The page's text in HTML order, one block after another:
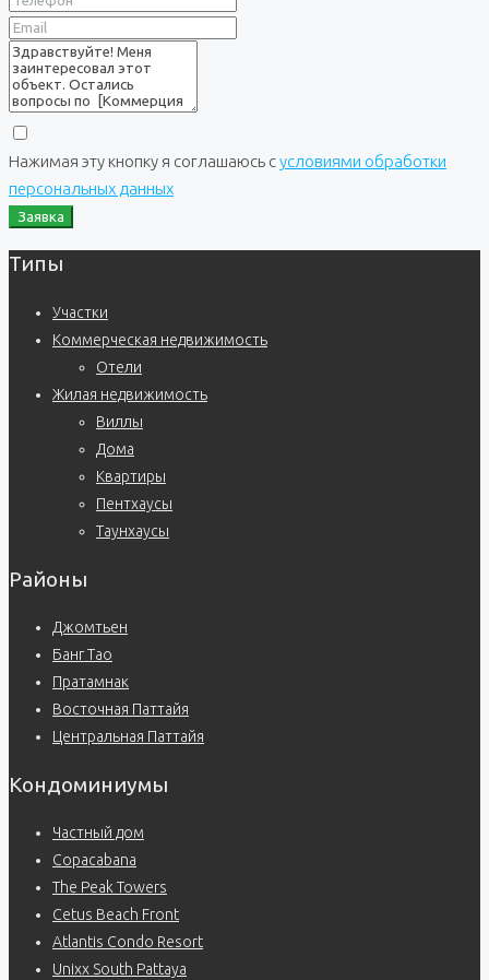
Нажимая эту кнопку я соглашаюсь сусловиями обработки
персональных данных
Заявка
Типы
Участки
Коммерческая недвижимость
Отели
Жилая недвижимость
Виллы
Дома
Квартиры
Пентхаусы
Таунхаусы
Районы
Джомтьен
Банг Тао
Пратамнак
Восточная Паттайя
Центральная Паттайя
Кондоминиумы
Частный дом
Copacabana
The Peak Towers
Cetus Beach Front
Atlantis Condo Resort
Unixx South Pattaya